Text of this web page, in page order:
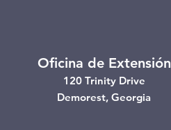
Oficina de Extensión
120 Trinity Drive
Demorest, Georgia